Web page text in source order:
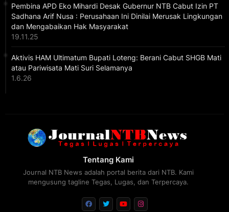
Pembina APD Eko Mihardi Desak Gubernur NTB Cabut Izin PT
Sadhana Arif Nusa : Perusahaan Ini Dinilai Merusak Lingkungan
dan Mengabaikan Hak Masyarakat
19.11.25
Aktivis HAM Ultimatum Bupati Loteng: Berani Cabut SHGB Mati
atau Pariwisata Mati Suri Selamanya
1.6.26
Tentang Kami
Journal NTB News adalah portal berita dari NTB. Kami
mengusung tagline Tegas, Lugas, dan Terpercaya.